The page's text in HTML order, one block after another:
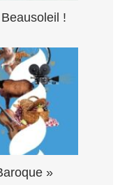
Beausoleil !
»